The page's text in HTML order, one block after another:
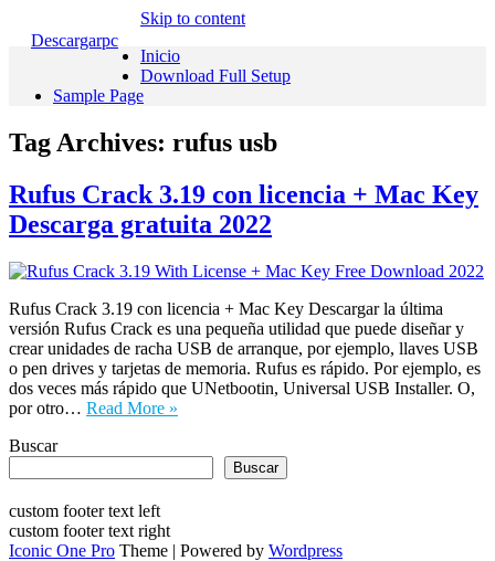
Descargarpc
Skip to content
Inicio
Download Full Setup
Sample Page
Tag Archives: rufus usb
Rufus Crack 3.19 con licencia + Mac Key
Descarga gratuita 2022
Rufus Crack 3.19 con licencia + Mac Key Descargar la última
versión Rufus Crack es una pequeña utilidad que puede diseñar y
crear unidades de racha USB de arranque, por ejemplo, llaves USB
o pen drives y tarjetas de memoria. Rufus es rápido. Por ejemplo, es
dos veces más rápido que UNetbootin, Universal USB Installer. O,
por otro… Read More »
Buscar
Buscar
custom footer text left
custom footer text right
Iconic One Pro Theme | Powered by Wordpress